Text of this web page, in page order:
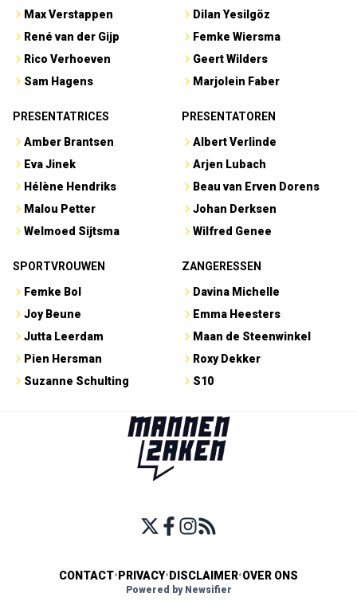
Max Verstappen
René van der Gijp
Rico Verhoeven
Sam Hagens
Dilan Yesilgöz
Femke Wiersma
Geert Wilders
Marjolein Faber
PRESENTATRICES
Amber Brantsen
Eva Jinek
Hélène Hendriks
Malou Petter
Welmoed Sijtsma
PRESENTATOREN
Albert Verlinde
Arjen Lubach
Beau van Erven Dorens
Johan Derksen
Wilfred Genee
SPORTVROUWEN
Femke Bol
Joy Beune
Jutta Leerdam
Pien Hersman
Suzanne Schulting
ZANGERESSEN
Davina Michelle
Emma Heesters
Maan de Steenwinkel
Roxy Dekker
S10
CONTACT• PRIVACY• DISCLAIMER•OVER ONS
Powered by Newsifier